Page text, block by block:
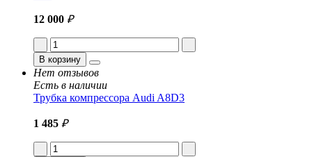
12 000 ₽
В корзину
Нет отзывов
Есть в наличии
Трубка компрессора Audi A8D3
1 485 ₽